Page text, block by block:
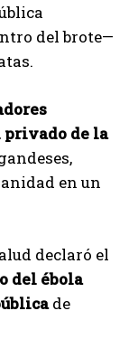
del brote—
privado de la
en un
declaró el
del ébola
de